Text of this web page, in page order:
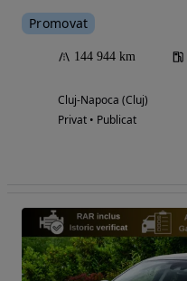
Promovat
144 944 km
Cluj-Napoca (Cluj)
Privat • Publicat